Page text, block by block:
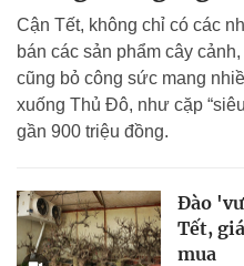
Cận Tết, không chỉ có các
bán các sản phẩm cây
cũng bỏ công sức mang
xuống Thủ Đô, như cặp
gần 900 triệu đồng.
Đào
Tết,
mua